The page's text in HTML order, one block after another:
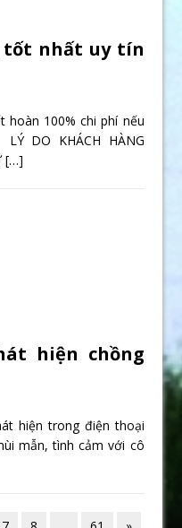
tốt nhất uy tín
hoàn 100% chi phí nếu
DO KHÁCH HÀNG
[…]
hiện chồng
hiện trong điện thoại
mẫn, tình cảm với cô